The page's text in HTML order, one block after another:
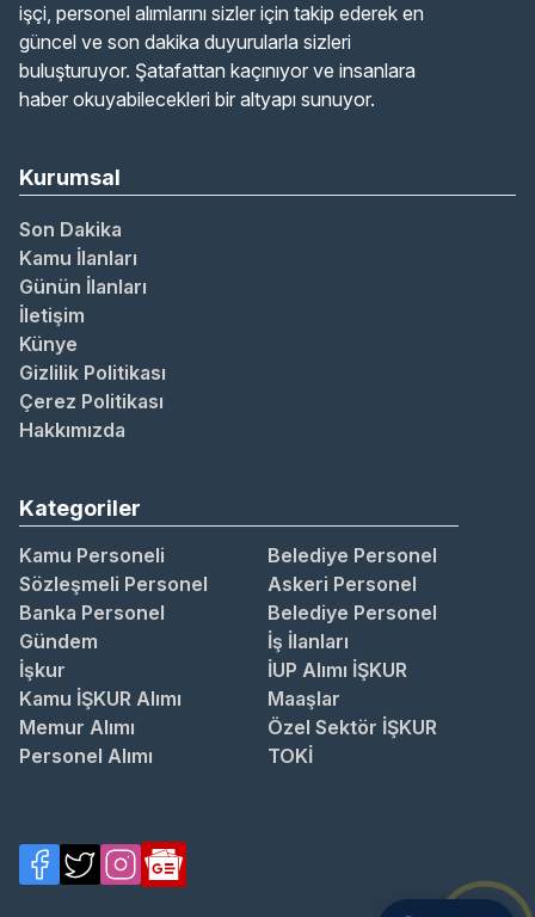
işçi, personel alımlarını sizler için takip ederek en
güncel ve son dakika duyurularla sizleri
buluşturuyor. Şatafattan kaçınıyor ve insanlara
haber okuyabilecekleri bir altyapı sunuyor.
Kurumsal
Son Dakika
Kamu İlanları
Günün İlanları
İletişim
Künye
Gizlilik Politikası
Çerez Politikası
Hakkımızda
Kategoriler
Kamu Personeli
Belediye Personel
Sözleşmeli Personel
Askeri Personel
Banka Personel
Belediye Personel
Gündem
İş İlanları
İşkur
İUP Alımı İŞKUR
Kamu İŞKUR Alımı
Maaşlar
Memur Alımı
Özel Sektör İŞKUR
Personel Alımı
TOKİ